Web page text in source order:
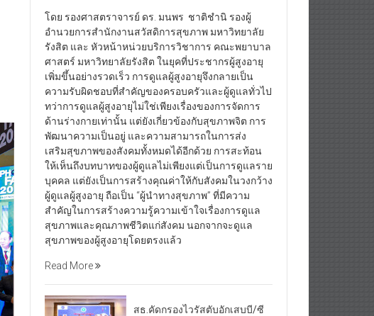
โดย รองศาสตราจารย์ ดร. มนพร ชาติชำนิ รองผู้
อำนวยการสำนักงานสวัสดิการสุขภาพ มหาวิทยาลัย
รังสิต และ หัวหน้าหน่วยบริการวิชาการ คณะพยาบาล
ศาสตร์ มหาวิทยาลัยรังสิต ในยุคที่ประชากรผู้สูงอายุ
เพิ่มขึ้นอย่างรวดเร็ว การดูแลผู้สูงอายุจึงกลายเป็น
ความรับผิดชอบที่สำคัญของครอบครัวและผู้ดูแลทั่วไป
ทว่าการดูแลผู้สูงอายุไม่ใช่เพียงเรื่องของการจัดการ
ด้านร่างกายเท่านั้น แต่ยังเกี่ยวข้องกับสุขภาพจิต การ
พัฒนาความเป็นอยู่ และความสามารถในการส่ง
เสริมสุขภาพของสังคมทั้งหมดได้อีกด้วย การสะท้อน
ให้เห็นถึงบทบาทของผู้ดูแลไม่เพียงแต่เป็นการดูแลราย
บุคคล แต่ยังเป็นการสร้างคุณค่าให้กับสังคมในวงกว้าง
ผู้ดูแลผู้สูงอายุ ถือเป็น “ผู้นำทางสุขภาพ” ที่มีความ
สำคัญในการสร้างความรู้ความเข้าใจเรื่องการดูแล
สุขภาพและคุณภาพชีวิตแก่สังคม นอกจากจะดูแล
สุขภาพของผู้สูงอายุโดยตรงแล้ว
Read More
สธ.คัดกรองไวรัสตับอักเสบบี/ซี